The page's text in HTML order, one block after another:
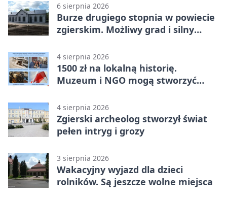
6 sierpnia 2026
Burze drugiego stopnia w powiecie
zgierskim. Możliwy grad i silny
4 sierpnia 2026
1500 zł na lokalną historię.
Muzeum i NGO mogą stworzyć
4 sierpnia 2026
Zgierski archeolog stworzył świat
pełen intryg i grozy
3 sierpnia 2026
Wakacyjny wyjazd dla dzieci
rolników. Są jeszcze wolne miejsca